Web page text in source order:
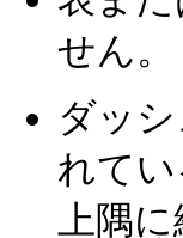
せん。
ダッ
れて
上隅